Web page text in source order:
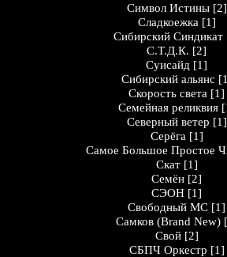
Символ Истины [2]
Сладкоежка [1]
Сибирский Синдикат
С.Т.Д.К. [2]
Суисайд [1]
Сибирский альянс
Скорость света [1]
Семейная реликвия
Северный ветер [1]
Серёга [1]
Самое Большое Простое
Скат [1]
Семён [2]
СЭОН [1]
Свободный МС [1]
Самков (Brand New)
Свой [2]
СБПЧ Оркестр [1]